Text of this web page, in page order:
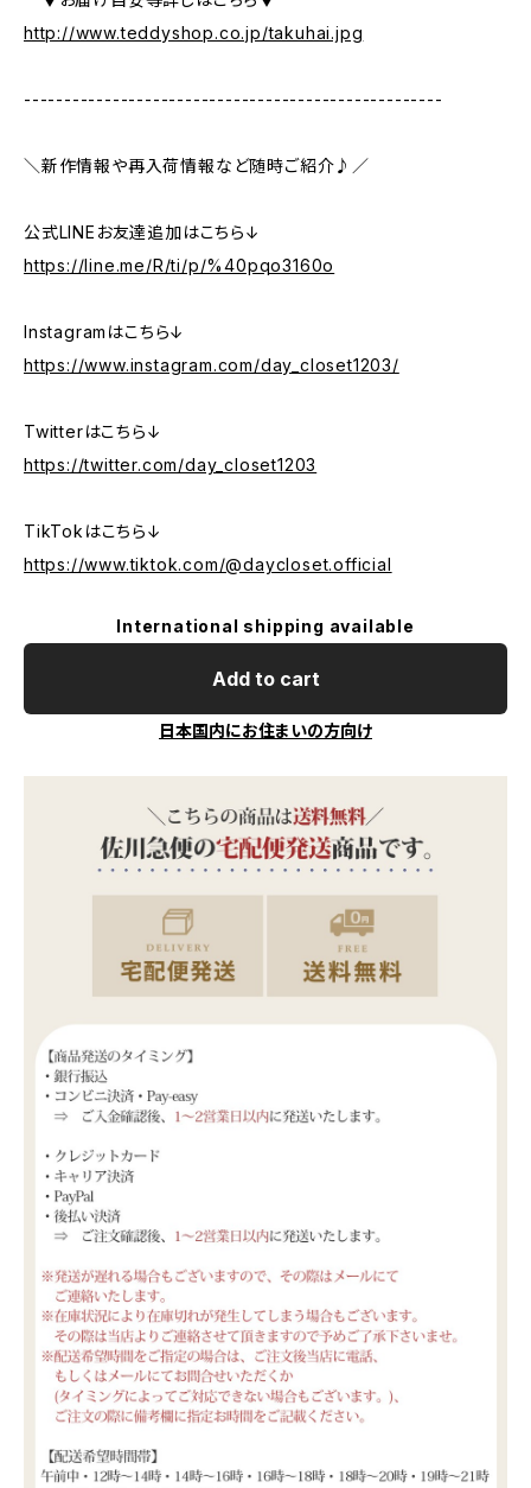
http://www.teddyshop.co.jp/takuhai.jpg
----------------------------------------------------
＼新作情報や再入荷情報など随時ご紹介♪／
公式LINEお友達追加はこちら↓
https://line.me/R/ti/p/%40pqo3160o
Instagramはこちら↓
https://www.instagram.com/day_closet1203/
Twitterはこちら↓
https://twitter.com/day_closet1203
TikTokはこちら↓
https://www.tiktok.com/@daycloset.official
International shipping available
Add to cart
日本国内にお住まいの方向け